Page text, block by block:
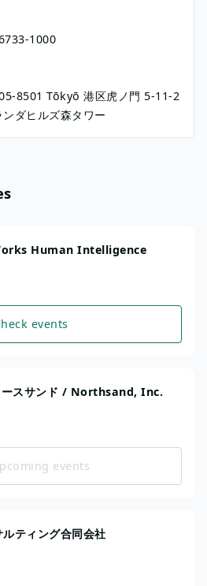
1000
8501Tōkyō港区虎ノ門 5-11-2
ンダヒルズ森タワー
Human Intelligence
events
ースサンド / Northsand, Inc.
events
ティング合同会社